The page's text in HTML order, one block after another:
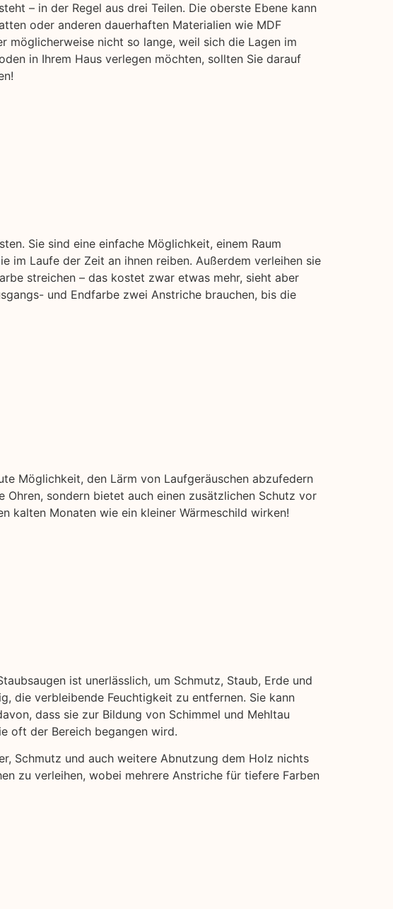
– in der Regel aus drei Teilen. Die oberste Ebene kann
oder anderen dauerhaften Materialien wie MDF
möglicherweise nicht so lange, weil sich die Lagen im
in Ihrem Haus verlegen möchten, sollten Sie darauf
Sie sind eine einfache Möglichkeit, einem Raum
im Laufe der Zeit an ihnen reiben. Außerdem verleihen sie
streichen – das kostet zwar etwas mehr, sieht aber
und Endfarbe zwei Anstriche brauchen, bis die
Möglichkeit, den Lärm von Laufgeräuschen abzufedern
sondern bietet auch einen zusätzlichen Schutz vor
kalten Monaten wie ein kleiner Wärmeschild wirken!
ist unerlässlich, um Schmutz, Staub, Erde und
die verbleibende Feuchtigkeit zu entfernen. Sie kann
dass sie zur Bildung von Schimmel und Mehltau
oft der Bereich begangen wird.
Schmutz und auch weitere Abnutzung dem Holz nichts
zu verleihen, wobei mehrere Anstriche für tiefere Farben